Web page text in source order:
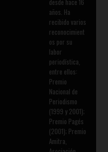
desde hace 16
años. Ha
recibido varios
reconocimient
os por su
labor
periodística,
entre ellos:
Premio
Nacional de
Periodismo
(1999 y 2001);
Premio Pagés
(2001); Premio
Amitra,